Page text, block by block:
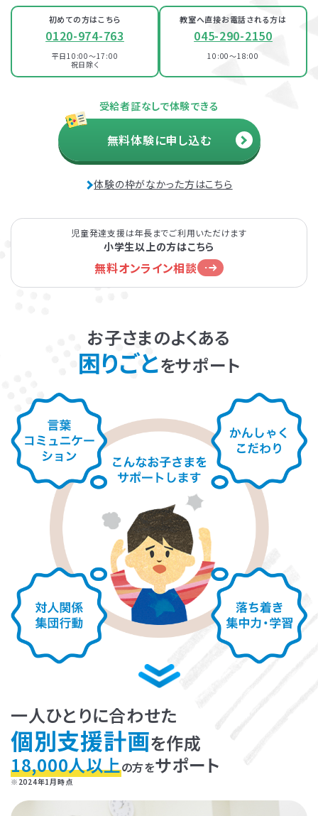
資料・体験授業のお問い合わせ
発達障害とは
個人情報保護方針 サイトマップ
LITALICOワンダー
LITALICO発達ナビ
LITALICOライフ
LITALICOワークス
LITALICO仕事ナビ
LITALICOキャリア
LITALICO教育ソフト
LITALICO発達特性検査
LITALICO研究所
初めての方はこちら
0120-974-763
平日10:00～17:00
祝日除く
教室へ直接お電話される方は
045-290-2150
10:00～18:00
受給者証なしで体験できる
無料体験に申し込む
体験の枠がなかった方はこちら
児童発達支援は年長までご利用いただけます
小学生以上の方はこちら
無料オンライン相談
お子さまのよくある
困りごとをサポート
一人ひとりに合わせた
個別支援計画を作成
18,000人以上の方をサポート
※2024年1月時点
JR「新横浜駅」より徒歩6分
市営地下鉄ブルーライン「新横浜駅」より徒歩6分
パーソナルコース
100％自己負担で完全マンツーマンの
LITALICOジュニア
横浜教室
JR「横浜駅」より徒歩3分
横浜桜木町教室
JR・ブルーライン「桜木町駅」より徒歩5分
京急線「日ノ出町駅」より徒歩7分
JR・ブルーライン 「桜木町駅」より徒歩5分
京急「日ノ出町駅」より徒歩6分
LITALICOジュニア
関内教室
JR根岸線「関内駅」より徒歩4分
横浜市営地下鉄ブルーライン「関内駅」より徒歩1分
LITALICOジュニア
新横浜教室
JR「新横浜駅」より徒歩6分